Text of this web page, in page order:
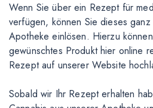
Wenn Sie über ein Rezept für
verfügen, können Sie dieses
Apotheke einlösen. Hierzu
gewünschtes Produkt hier online
Rezept auf unserer Website
Sobald wir Ihr Rezept erhalten